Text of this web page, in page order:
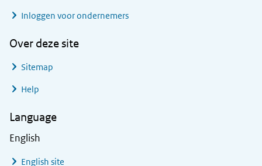
Inloggen voor ondernemers
Over deze site
Sitemap
Help
Language
English
English site